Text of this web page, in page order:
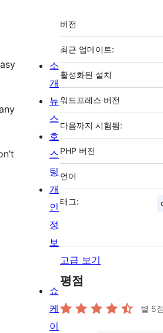
기
초
버전
최근 업데이트:
활성화된 설치
워드프레스 버전
다음까지 시험됨:
PHP 버전
언어
태그:
고급 보기
평점
별 5
소
개
뉴
스
호
스
팅
개
인
정
보
쇼
케
이